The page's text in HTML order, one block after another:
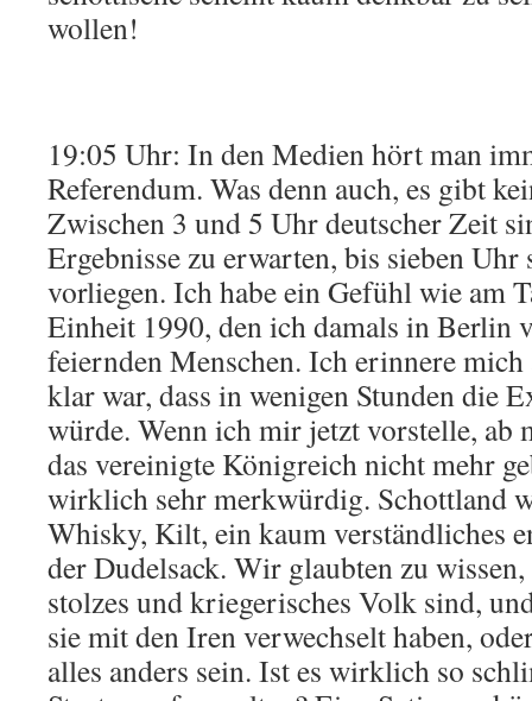
wollen!
19:05 Uhr: In den Medien hört man
Referendum. Was denn auch, es gibt
Zwischen 3 und 5 Uhr deutscher Zeit
Ergebnisse zu erwarten, bis sieben Uhr
vorliegen. Ich habe ein Gefühl wie am
Einheit 1990, den ich damals in Berlin
feiernden Menschen. Ich erinnere mich
klar war, dass in wenigen Stunden die
würde. Wenn ich mir jetzt vorstelle, ab
das vereinigte Königreich nicht mehr
wirklich sehr merkwürdig. Schottland
Whisky, Kilt, ein kaum verständliches
der Dudelsack. Wir glaubten zu
stolzes und kriegerisches Volk sind,
sie mit den Iren verwechselt haben,
alles anders sein. Ist es wirklich so